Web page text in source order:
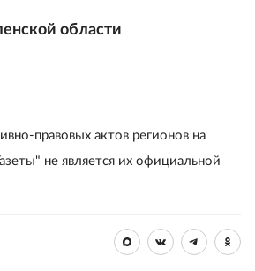
области
правовых актов регионов на
не является их официальной